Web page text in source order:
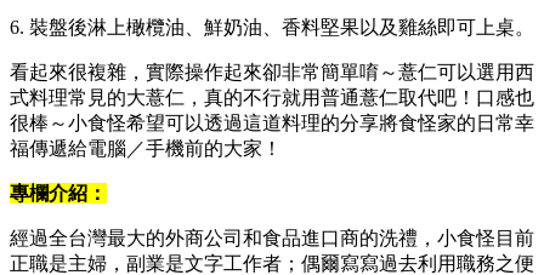
6. 裝盤後淋上橄欖油、鮮奶油、香料堅果以及雞絲即可上桌。
看起來很複雜，實際操作起來卻非常簡單唷～薏仁可以選用西
式料理常見的大薏仁，真的不行就用普通薏仁取代吧！口感也
很棒～小食怪希望可以透過這道料理的分享將食怪家的日常幸
福傳遞給電腦／手機前的大家！
專欄介紹：
經過全台灣最大的外商公司和食品進口商的洗禮，小食怪目前
正職是主婦，副業是文字工作者；偶爾寫寫過去利用職務之便